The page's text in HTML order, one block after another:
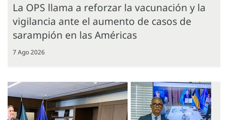
La OPS llama a reforzar la vacunación y la
vigilancia ante el aumento de casos de
sarampión en las Américas
7 Ago 2026